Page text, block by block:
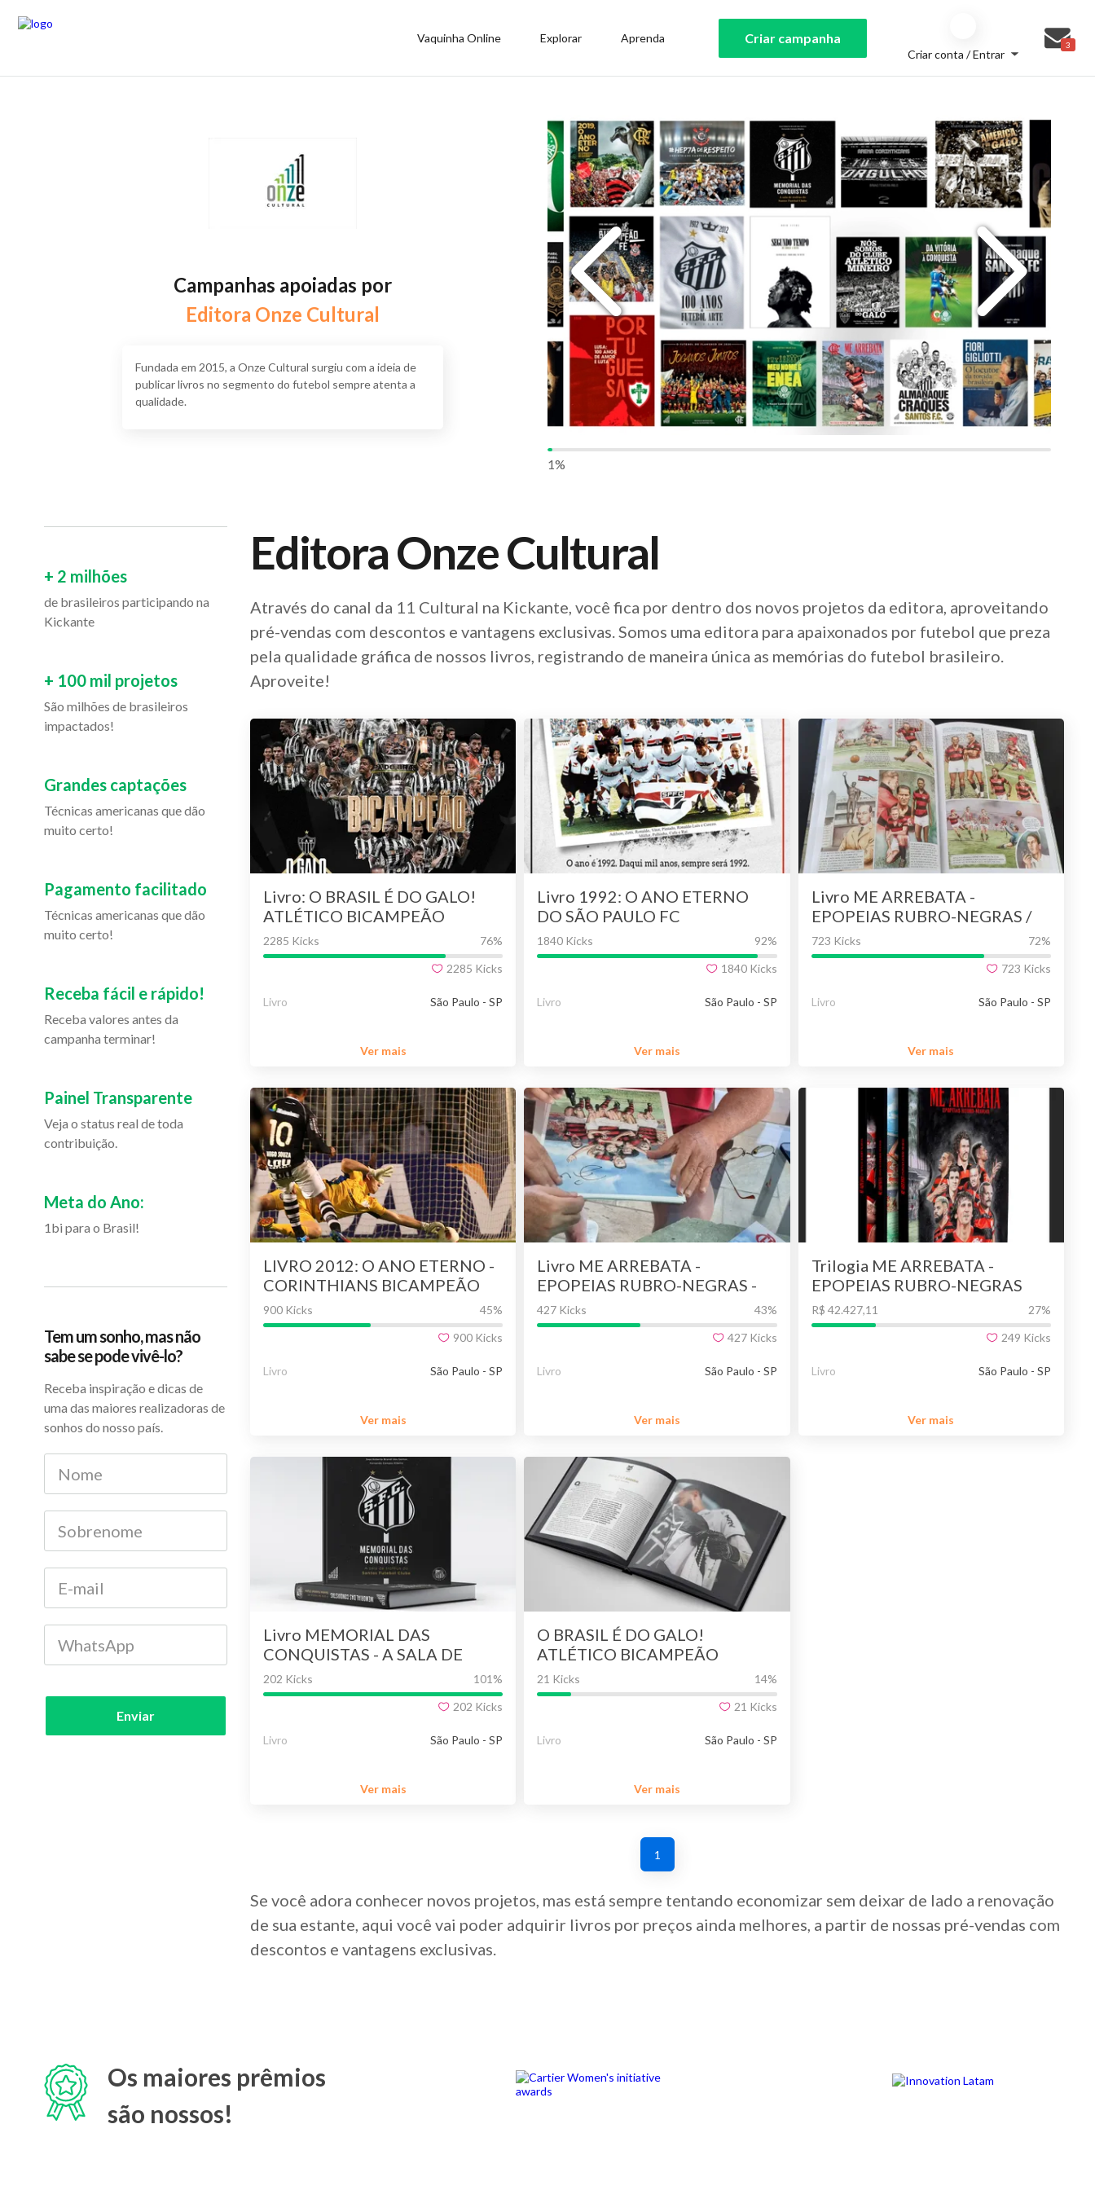
Vaquinha Online Explorar Aprenda Criar campanha
Criar conta / Entrar
3
Campanhas apoiadas por
Editora Onze Cultural
Fundada em 2015, a Onze Cultural surgiu com a ideia de
publicar livros no segmento do futebol sempre atenta a
qualidade.
1%
Editora Onze Cultural
Através do canal da 11 Cultural na Kickante, você fica por dentro dos novos projetos da editora, aproveitando
pré-vendas com descontos e vantagens exclusivas. Somos uma editora para apaixonados por futebol que preza
pela qualidade gráfica de nossos livros, registrando de maneira única as memórias do futebol brasileiro.
Aproveite!
Livro: O BRASIL É DO GALO!
ATLÉTICO BICAMPEÃO
BRASILEIRO E DA COPA DO
BRASIL
2285 Kicks 76%
2285 Kicks
Livro São Paulo - SP
Ver mais
Livro 1992: O ANO ETERNO
DO SÃO PAULO FC
1840 Kicks 92%
1840 Kicks
Livro São Paulo - SP
Ver mais
Livro ME ARREBATA -
EPOPEIAS RUBRO-NEGRAS /
Volume 1
723 Kicks 72%
723 Kicks
Livro São Paulo - SP
Ver mais
LIVRO 2012: O ANO ETERNO -
CORINTHIANS BICAMPEÃO
DO MUNDO E CAMPEÃO
INVICTO DA LIBERTADORES
900 Kicks 45%
900 Kicks
Livro São Paulo - SP
Ver mais
Livro ME ARREBATA -
EPOPEIAS RUBRO-NEGRAS -
volume 2
427 Kicks 43%
427 Kicks
Livro São Paulo - SP
Ver mais
Trilogia ME ARREBATA -
EPOPEIAS RUBRO-NEGRAS
R$ 42.427,11 27%
249 Kicks
Livro São Paulo - SP
Ver mais
Livro MEMORIAL DAS
CONQUISTAS - A SALA DE
TROFÉUS DO SANTOS FC (2ª
edição revisada)
202 Kicks 101 %
202 Kicks
Livro São Paulo - SP
Ver mais
O BRASIL É DO GALO!
ATLÉTICO BICAMPEÃO
BRASILEIRO E DA COPA DO
BRASIL - ÚLTIMOS
PERSONALIZADOS
21 Kicks 14%
21 Kicks
Livro São Paulo - SP
Ver mais
1
Se você adora conhecer novos projetos, mas está sempre tentando economizar sem deixar de lado a renovação
de sua estante, aqui você vai poder adquirir livros por preços ainda melhores, a partir de nossas pré-vendas com
descontos e vantagens exclusivas.
+ 2 milhões
de brasileiros participando na
Kickante
+ 100 mil projetos
São milhões de brasileiros
impactados!
Grandes captações
Técnicas americanas que dão
muito certo!
Pagamento facilitado
Técnicas americanas que dão
muito certo!
Receba fácil e rápido!
Receba valores antes da
campanha terminar!
Painel Transparente
Veja o status real de toda
contribuição.
Meta do Ano:
1bi para o Brasil!
Tem um sonho, mas não
sabe se pode vivê-lo?
Receba inspiração e dicas de
uma das maiores realizadoras de
sonhos do nosso país.
Enviar
Os maiores prêmios
são nossos!